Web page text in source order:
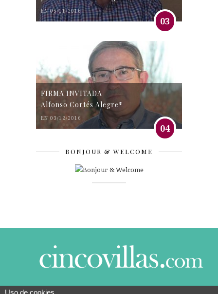
EN 05/11/2016
03
FIRMA INVITADA
Alfonso Cortés Alegre*
EN 03/12/2016
04
BONJOUR & WELCOME
Uso de cookies